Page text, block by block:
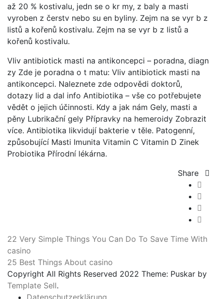
až 20 % kostivalu, jedn se o kr my, z baly a masti
vyroben z čerstv nebo su en byliny. Zejm na se vyr b z
listů a kořenů kostivalu. Zejm na se vyr b z listů a
kořenů kostivalu.
Vliv antibiotick masti na antikoncepci – poradna, diagn
zy Zde je poradna o t matu: Vliv antibiotick masti na
antikoncepci. Naleznete zde odpovědi doktorů,
dotazy lid a dal info Antibiotika – vše co potřebujete
vědět o jejich účinnosti. Kdy a jak nám Gely, masti a
pěny Lubrikační gely Přípravky na hemeroidy Zobrazit
více. Antibiotika likvidují bakterie v těle. Patogenní,
způsobující Masti Imunita Vitamin C Vitamin D Zinek
Probiotika Přírodní lékárna.
Share
22 Very Simple Things You Can Do To Save Time With
casino
25 Best Things About casino
Copyright All Rights Reserved 2022 Theme: Puskar by
Template Sell.
Datenschutzerklärung